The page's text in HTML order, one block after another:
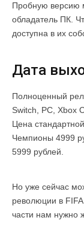
Пробную версию
обладатель ПК.
доступна в их
Дата
Полноценный
Switch, PC, Xbox
Цена
Чемпионы 4999
5999 рублей.
Но уже сейчас
революции в FIFA
части нам нужно